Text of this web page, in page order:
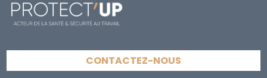
CONTACTEZ-NOUS